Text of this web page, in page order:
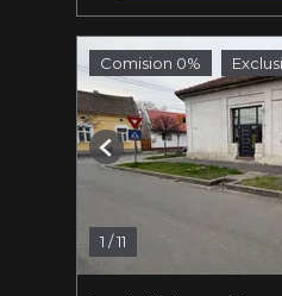
Comision 0%
1 /11
Previous